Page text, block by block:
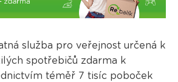
služba pro veřejnost určená k
spotřebičů zdarma k
téměř 7 tisíc poboček